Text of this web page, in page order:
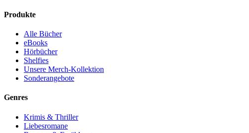
Produkte
Alle Bücher
eBooks
Hörbücher
Shelfies
Unsere Merch-Kollektion
Sonderangebote
Genres
Krimis & Thriller
Liebesromane